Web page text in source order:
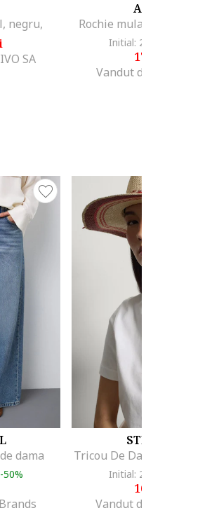
negru,
SA
ADIDAS
Rochie mulata cu detaliu
Initial: 226
178
Vandut de MODIVO SA
dama
-50%
STEFANEL
Tricou De Dama Alb
Initial: 275
165
Vandut de Unic Brands